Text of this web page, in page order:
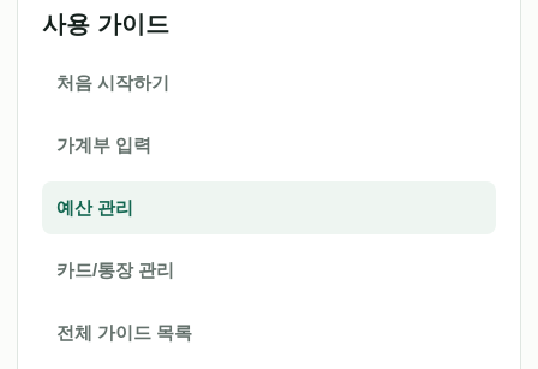
사용 가이드
처음 시작하기
가계부 입력
예산 관리
카드/통장 관리
전체 가이드 목록